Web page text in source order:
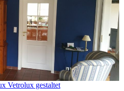
Vetrolux gestaltet